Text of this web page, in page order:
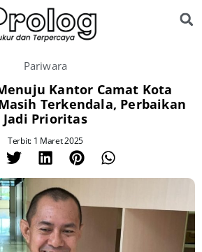
Pariwara
Kantor Camat Kota
Terkendala, Perbaikan
Jadi Prioritas
Terbit: 1 Maret 2025